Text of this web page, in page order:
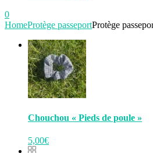
0
HomeProtège passeportProtège
Chouchou « Pieds de poule »
5,00€